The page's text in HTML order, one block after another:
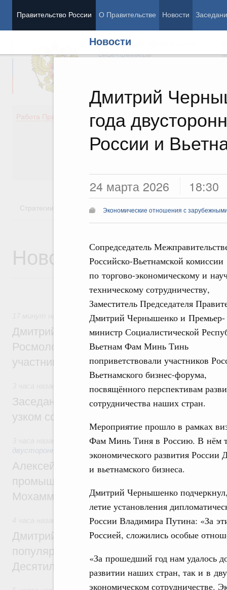
Правительство России О Правительстве Новости
Новости
Дмитрий
года
России и
24 марта 2026 18:30
Экономические отношения с
Сопредседатель
Российско-Вьетнамской комиссии
по торгово-экономическому и
техническому сотрудничеству,
Заместитель Председателя
Дмитрий Чернышенко и Премьер-
министр Социалистической
Вьетнам Фам Минь Тинь
поприветствовали участников
Вьетнамского бизнес-форума,
посвящённого перспективам
сотрудничества наших стран.
Мероприятие прошло в рамках
Фам Минь Тиня в Россию. В нём
экономического развития России
и вьетнамского бизнеса.
Дмитрий Чернышенко
летие установления
России Владимира Путина: «За
Россией, сложились особые
«За прошедший год нам удалось
развитии наших стран, так и в
экономическом сотрудничестве.
Председатель Правительства
Вице-премьеры
Работа Правительства
Демография
Здоровье
Образование
Культура
Стратегии Государственные программы
Новости
Молодёжная политика
Дмитрий Чернышенко, Сергей Кравцов и
Росмолодёжи Григорий Гуров
участников проекта «Кольцо открытий»
Евразийский экономический союз.
Заседание Евразийского
узком составе
Экономические отношения с зарубежными
двусторонней основе
Алексей Оверчук провёл рабочую
промышленности, недропользования и
Мохаммадом Атабаком
Внутренний и въездной туризм
Дмитрий Чернышенко: Порядка 110
популярного туризма в 35 регионах
Десятилетия науки и технологий